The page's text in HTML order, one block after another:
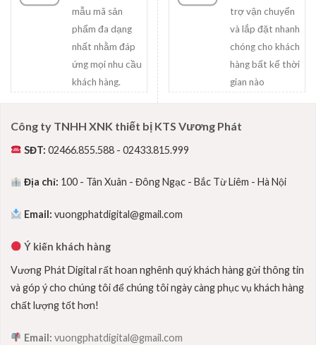
mẫu mã sản
phẩm đa dạng
nhất nhằm đáp
ứng mọi nhu cầu
khách hàng.
trợ vận chuyển
và lắp đặt nhanh
chóng cho khách
hàng bất kể thời
gian nào
Công ty TNHH XNK thiết bị KTS Vương Phát
SĐT: 02466.855.588 - 02433.815.999
Địa chỉ: 100 - Tân Xuân - Đông Ngạc - Bắc Từ Liêm - Hà Nội
Email: vuongphatdigital@gmail.com
Ý kiến khách hàng
Vương Phát Digital rất hoan nghênh quý khách hàng gửi thông tin
và góp ý cho chúng tôi để chúng tôi ngày càng phục vụ khách hàng
chất lượng tốt hơn!
Email:vuongphatdigital@gmail.com